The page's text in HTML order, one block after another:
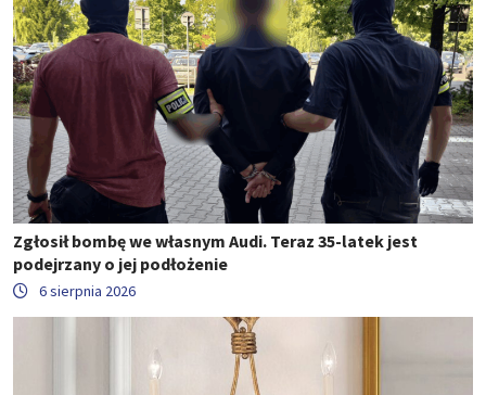
Zgłosił bombę we własnym Audi. Teraz 35-latek jest
podejrzany o jej podłożenie
6 sierpnia 2026